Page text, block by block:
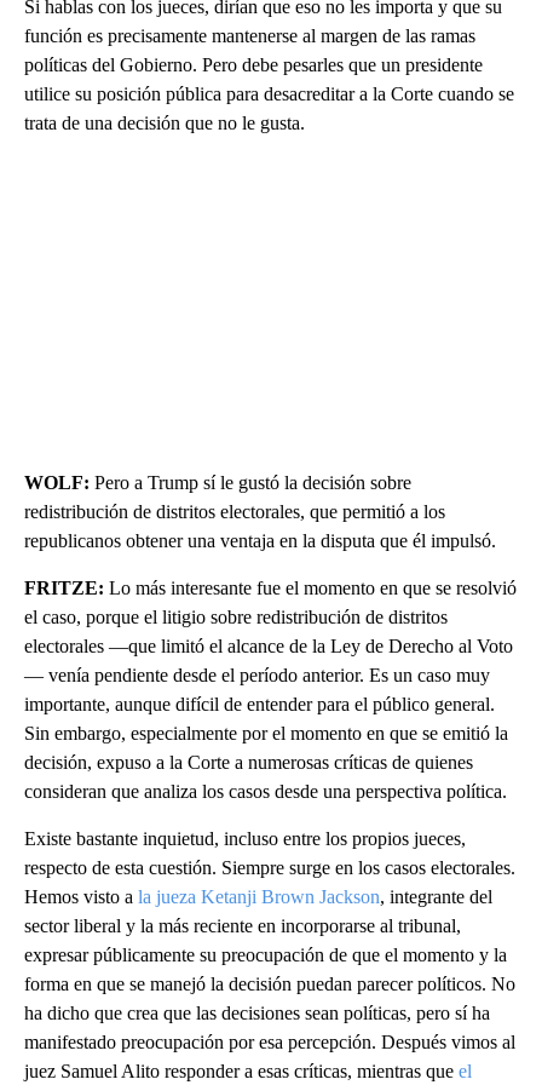
Si hablas con los jueces, dirían que eso no les importa y que su
función es precisamente mantenerse al margen de las ramas
políticas del Gobierno. Pero debe pesarles que un presidente
utilice su posición pública para desacreditar a la Corte cuando se
trata de una decisión que no le gusta.
WOLF: Pero a Trump sí le gustó la decisión sobre
redistribución de distritos electorales, que permitió a los
republicanos obtener una ventaja en la disputa que él impulsó.
FRITZE: Lo más interesante fue el momento en que se resolvió
el caso, porque el litigio sobre redistribución de distritos
electorales —que limitó el alcance de la Ley de Derecho al Voto
— venía pendiente desde el período anterior. Es un caso muy
importante, aunque difícil de entender para el público general.
Sin embargo, especialmente por el momento en que se emitió la
decisión, expuso a la Corte a numerosas críticas de quienes
consideran que analiza los casos desde una perspectiva política.
Existe bastante inquietud, incluso entre los propios jueces,
respecto de esta cuestión. Siempre surge en los casos electorales.
Hemos visto a la jueza Ketanji Brown Jackson, integrante del
sector liberal y la más reciente en incorporarse al tribunal,
expresar públicamente su preocupación de que el momento y la
forma en que se manejó la decisión puedan parecer políticos. No
ha dicho que crea que las decisiones sean políticas, pero sí ha
manifestado preocupación por esa percepción. Después vimos al
juez Samuel Alito responder a esas críticas, mientras que el